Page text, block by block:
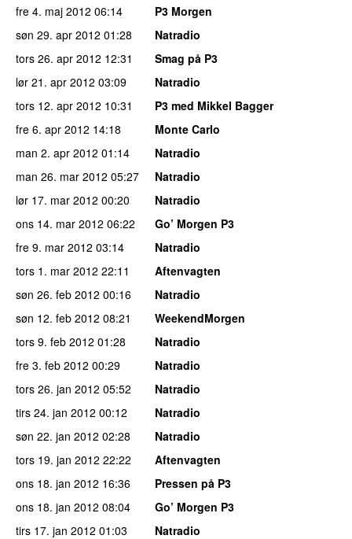
fre 4. maj 2012 06:14
P3 Morgen
søn 29. apr 2012 01:28
Natradio
tors 26. apr 2012 12:31
Smag på P3
lør 21. apr 2012 03:09
Natradio
tors 12. apr 2012 10:31
P3 med Mikkel Bagger
fre 6. apr 2012 14:18
Monte Carlo
man 2. apr 2012 01:14
Natradio
man 26. mar 2012 05:27
Natradio
lør 17. mar 2012 00:20
Natradio
ons 14. mar 2012 06:22
Go’ Morgen P3
fre 9. mar 2012 03:14
Natradio
tors 1. mar 2012 22:11
Aftenvagten
søn 26. feb 2012 00:16
Natradio
søn 12. feb 2012 08:21
WeekendMorgen
tors 9. feb 2012 01:28
Natradio
fre 3. feb 2012 00:29
Natradio
tors 26. jan 2012 05:52
Natradio
tirs 24. jan 2012 00:12
Natradio
søn 22. jan 2012 02:28
Natradio
tors 19. jan 2012 22:22
Aftenvagten
ons 18. jan 2012 16:36
Pressen på P3
ons 18. jan 2012 08:04
Go’ Morgen P3
tirs 17. jan 2012 01:03
Natradio